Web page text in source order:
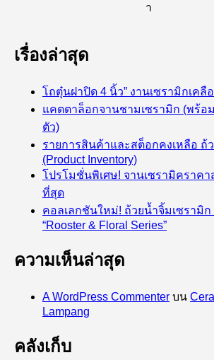
า
เรื่องล่าสุด
โถตุ๋นฝาปิด 4 นิ้ว” งานเซรามิกเคลื
แคตตาล็อกจานชามเซรามิก (พร้อ
ตัว)
รายการสินค้าและสต็อกคงเหลือ ถ้
(Product Inventory)
โปรโมชั่นพิเศษ! จานเซรามิคราค
ที่สุด
คอลเลกชันใหม่! ถ้วยน้ำจิ้มเซรามิก
“Rooster & Floral Series”
ความเห็นล่าสุด
A WordPress Commenter บน
Lampang
คลังเก็บ